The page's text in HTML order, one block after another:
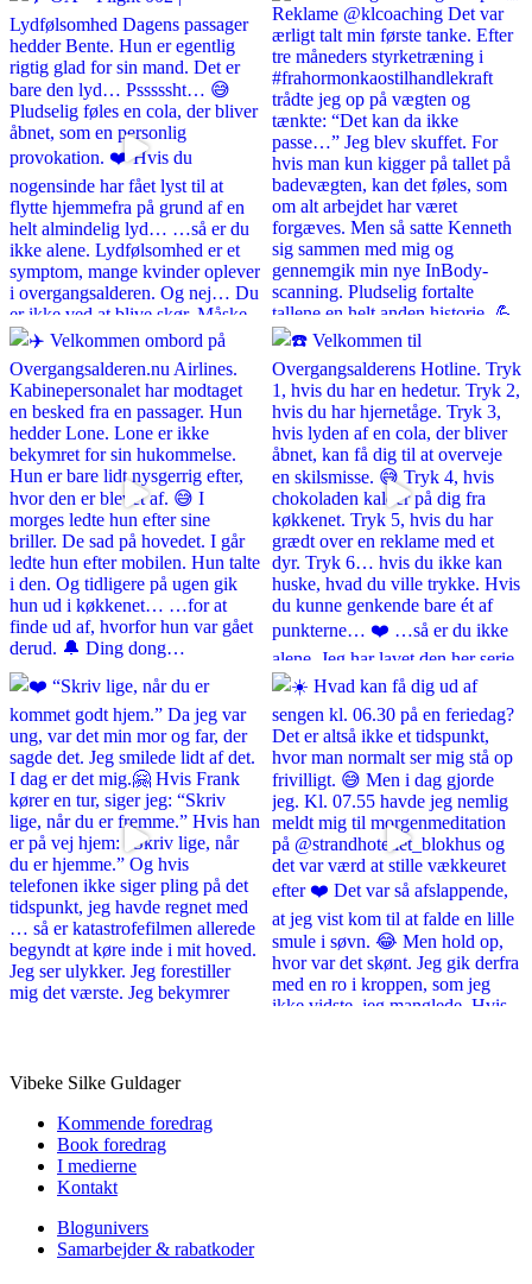
Vibeke Silke Guldager
Kommende foredrag
Book foredrag
I medierne
Kontakt
Blogunivers
Samarbejder & rabatkoder